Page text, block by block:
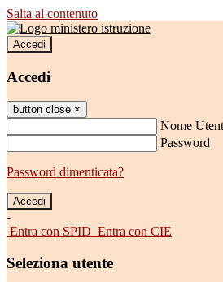
Salta al contenuto
Accedi
Accedi
button close ×
Nome
Password
Password dimenticata?
-
Entra con SPID Entra con CIE
Seleziona utente